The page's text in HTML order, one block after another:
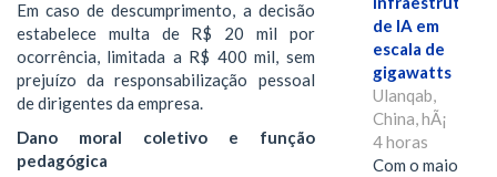
Em caso de descumprimento, a decisão
estabelece multa de R$ 20 mil por
ocorrência, limitada a R$ 400 mil, sem
prejuízo da responsabilização pessoal
de dirigentes da empresa.
Dano moral coletivo e função
pedagógica
de IA em
escala de
gigawatts
Ulanqab,
China, hÃ¡
4 horas
Com o maior